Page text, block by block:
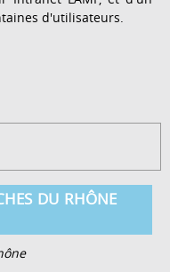
d'utilisateurs.
DU RHÔNE